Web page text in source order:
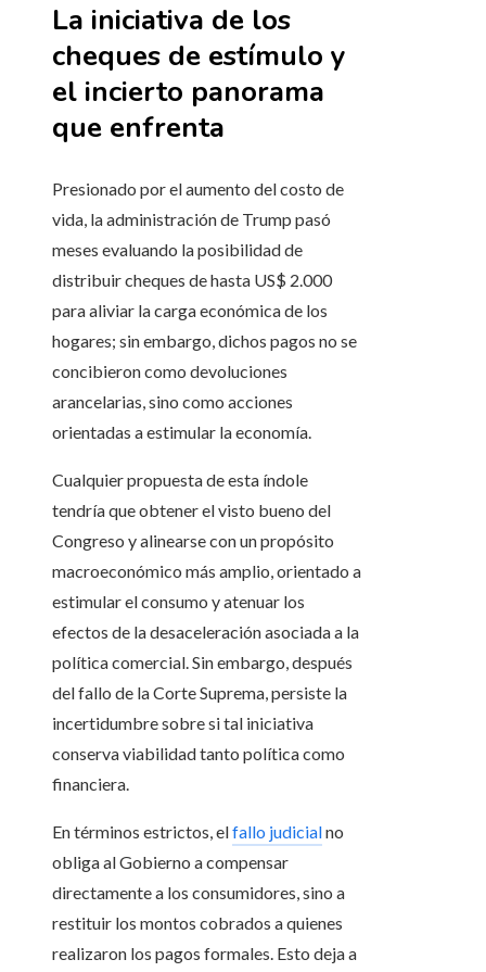
La iniciativa de los
cheques de estímulo y
el incierto panorama
que enfrenta
Presionado por el aumento del costo de
vida, la administración de Trump pasó
meses evaluando la posibilidad de
distribuir cheques de hasta US$ 2.000
para aliviar la carga económica de los
hogares; sin embargo, dichos pagos no se
concibieron como devoluciones
arancelarias, sino como acciones
orientadas a estimular la economía.
Cualquier propuesta de esta índole
tendría que obtener el visto bueno del
Congreso y alinearse con un propósito
macroeconómico más amplio, orientado a
estimular el consumo y atenuar los
efectos de la desaceleración asociada a la
política comercial. Sin embargo, después
del fallo de la Corte Suprema, persiste la
incertidumbre sobre si tal iniciativa
conserva viabilidad tanto política como
financiera.
En términos estrictos, elfallo judicialno
obliga al Gobierno a compensar
directamente a los consumidores, sino a
restituir los montos cobrados a quienes
realizaron los pagos formales. Esto deja a